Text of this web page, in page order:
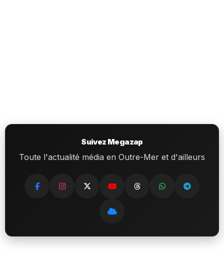
Suivez Megazap
Toute l'actualité média en Outre-Mer et d'ailleurs